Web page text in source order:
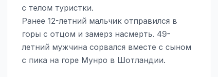
с телом туристки.
Ранее 12-летний мальчик отправился в
горы с отцом и замерз насмерть. 49-
летний мужчина сорвался вместе с сыном
с пика на горе Мунро в Шотландии.